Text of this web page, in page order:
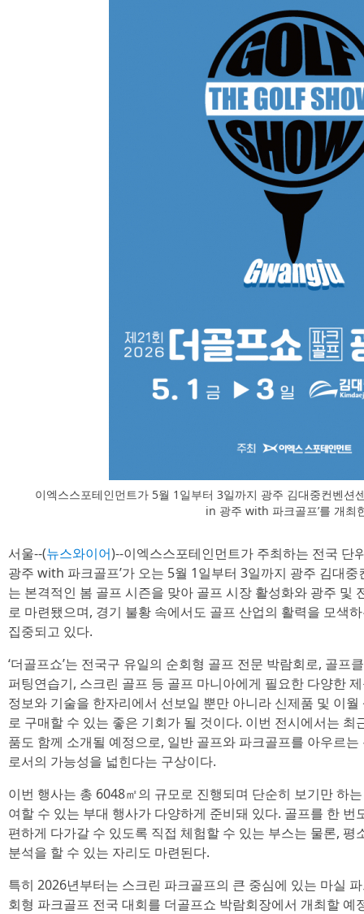
이엑스스포테인먼트가 5월 1일부터 3일까지 광주 김대중컨벤션
in 광주 with 파크골프’를 개최
서울--(뉴스와이어)--이엑스스포테인먼트가 주최하는 전국 단
광주 with 파크골프’가 오는 5월 1일부터 3일까지 광주 김대
는 본격적인 봄 골프 시즌을 맞아 골프 시장 활성화와 광주 및
로 마련됐으며, 경기 불황 속에서도 골프 산업의 활력을 모색
집중되고 있다.
‘더골프쇼’는 전국구 유일의 순회형 골프 전문 박람회로, 골프
퍼팅연습기, 스크린 골프 등 골프 마니아에게 필요한 다양한
정보와 기술을 한자리에서 선보일 뿐만 아니라 신제품 및 이
로 구매할 수 있는 좋은 기회가 될 것이다. 이번 전시에서는
품도 함께 소개될 예정으로, 일반 골프와 파크골프를 아우르
로서의 가능성을 넓힌다는 구상이다.
이번 행사는 총 6048㎡의 규모로 진행되며 단순히 보기만 하
여할 수 있는 부대 행사가 다양하게 준비돼 있다. 골프를 한
편하게 다가갈 수 있도록 직접 체험할 수 있는 부스는 물론,
분석을 할 수 있는 자리도 마련된다.
특히 2026년부터는 스크린 파크골프의 큰 중심에 있는 마실
회형 파크골프 전국 대회를 더골프쇼 박람회장에서 개최할 예